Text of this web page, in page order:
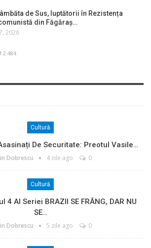
de Sus, luptătorii în Rezistența
din Făgăraș…
2026
2.484
Cultură
De Securitate: Preotul Vasile…
Dobrescu 4 zile ago 0
Cultură
4 Al Seriei BRAZII SE FRÂNG, DAR NU
SE…
Dobrescu 5 zile ago 0